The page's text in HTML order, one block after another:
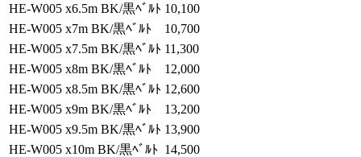
HE-W005 x6.5m BK/黒ﾍﾞﾙﾄ 10,100
HE-W005 x7m BK/黒ﾍﾞﾙﾄ
10,700
HE-W005 x7.5m BK/黒ﾍﾞﾙﾄ 11,300
HE-W005 x8m BK/黒ﾍﾞﾙﾄ
12,000
HE-W005 x8.5m BK/黒ﾍﾞﾙﾄ 12,600
HE-W005 x9m BK/黒ﾍﾞﾙﾄ
13,200
HE-W005 x9.5m BK/黒ﾍﾞﾙﾄ 13,900
HE-W005 x10m BK/黒ﾍﾞﾙﾄ 14,500